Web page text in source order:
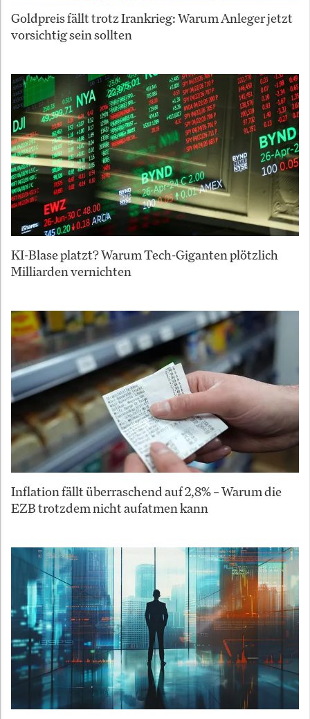
Goldpreis fällt trotz Irankrieg: Warum Anleger jetzt
vorsichtig sein sollten
KI-Blase platzt? Warum Tech-Giganten plötzlich
Milliarden vernichten
Inflation fällt überraschend auf 2,8% – Warum die
EZB trotzdem nicht aufatmen kann